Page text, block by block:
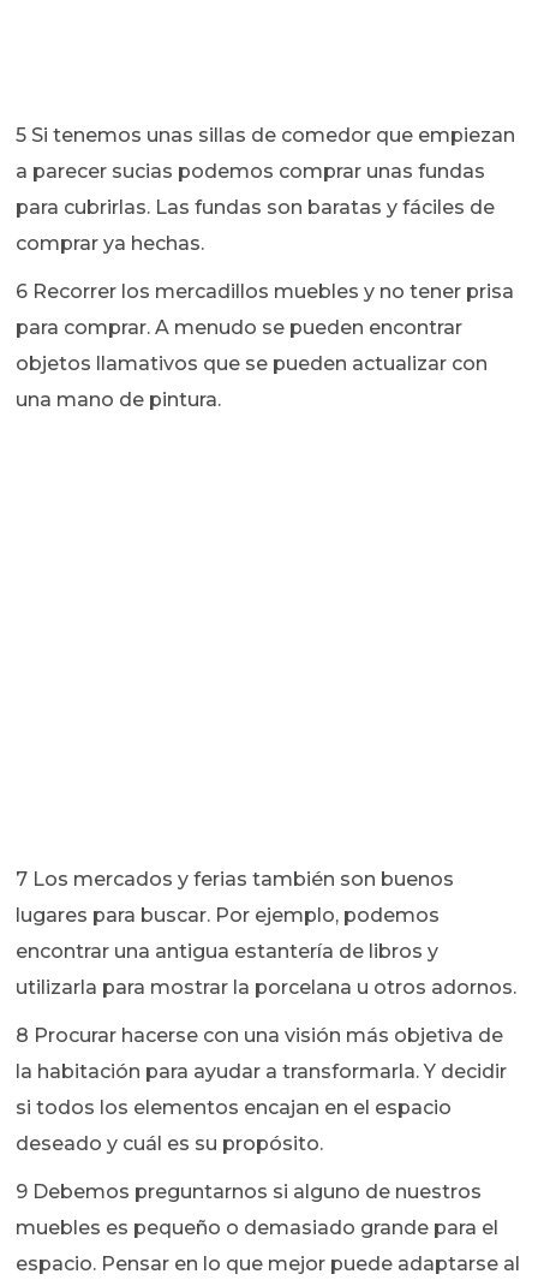
5 Si tenemos unas sillas de comedor que empiezan
a parecer sucias podemos comprar unas fundas
para cubrirlas. Las fundas son baratas y fáciles de
comprar ya hechas.
6 Recorrer los mercadillos muebles y no tener prisa
para comprar. A menudo se pueden encontrar
objetos llamativos que se pueden actualizar con
una mano de pintura.
7 Los mercados y ferias también son buenos
lugares para buscar. Por ejemplo, podemos
encontrar una antigua estantería de libros y
utilizarla para mostrar la porcelana u otros adornos.
8 Procurar hacerse con una visión más objetiva de
la habitación para ayudar a transformarla. Y decidir
si todos los elementos encajan en el espacio
deseado y cuál es su propósito.
9 Debemos preguntarnos si alguno de nuestros
muebles es pequeño o demasiado grande para el
espacio. Pensar en lo que mejor puede adaptarse al